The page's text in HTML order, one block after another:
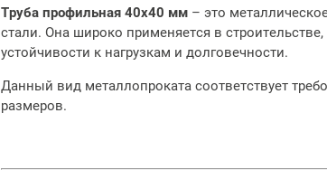
Труба профильная 40х40 мм – это
стали. Она широко применяется в
устойчивости к нагрузкам и долговечности.
Данный вид металлопроката соответствует
размеров.